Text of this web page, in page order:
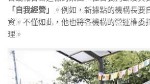
「自我經營」
。例如，新據點的機構長要
資。不僅如此，他也將各機構的營運權委
理。